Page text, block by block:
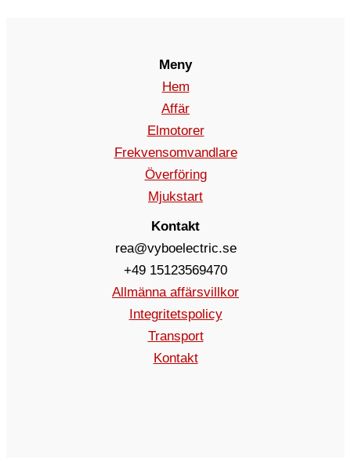
Meny
Hem
Affär
Elmotorer
Frekvensomvandlare
Överföring
Mjukstart
Kontakt
rea@vyboelectric.se
+49 15123569470
Allmänna affärsvillkor
Integritetspolicy
Transport
Kontakt